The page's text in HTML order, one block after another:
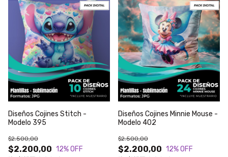
Diseños Cojines Stitch -
Modelo 395
$2.200,00
$2.500,00
12% OFF
Diseños Cojines Minnie Mouse -
Modelo 402
$2.200,00
$2.500,00
12% OFF